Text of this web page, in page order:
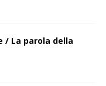
/ La parola della